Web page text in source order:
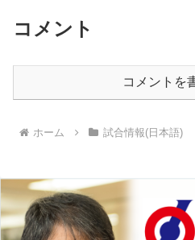
コメント
コメントを
ホーム 試合情報(日本語)